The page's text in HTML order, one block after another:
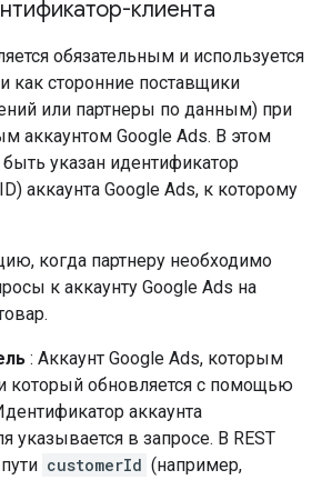
клиента
обязательным и используется
как сторонние поставщики
или партнеры по данным) при
аккаунтом Google Ads. В этом
указан идентификатор
аккаунта Google Ads, к которому
когда партнеру необходимо
к аккаунту Google Ads на
: Аккаунт Google Ads, которым
который обновляется с помощью
аккаунта
указывается в запросе. В REST
customerId (например,